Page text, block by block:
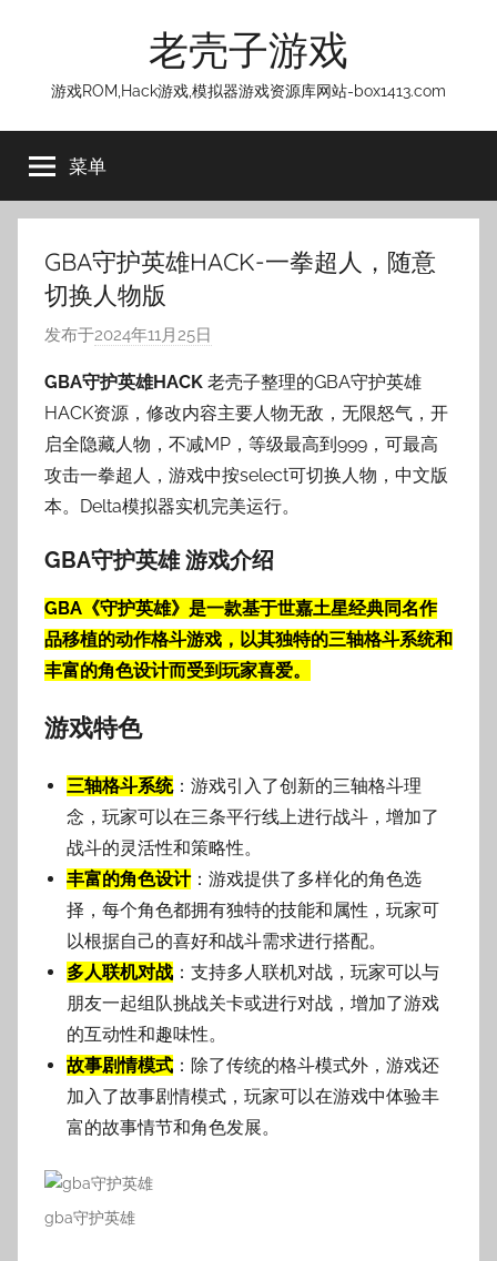
老壳子游戏
游戏ROM,Hack游戏,模拟器游戏资源库网站-box1413.com
菜单
GBA守护英雄HACK-一拳超人，随意
切换人物版
发布于2024年11月25日
:
老
壳
子
GBA守护英雄HACK 老壳子整理的GBA守护英雄
HACK资源，修改内容主要人物无敌，无限怒气，开
启全隐藏人物，不减MP，等级最高到999，可最高
攻击一拳超人，游戏中按select可切换人物，中文版
本。Delta模拟器实机完美运行。
GBA守护英雄 游戏介绍
GBA《守护英雄》是一款基于世嘉土星经典同名作
品移植的动作格斗游戏，以其独特的三轴格斗系统和
丰富的角色设计而受到玩家喜爱。
游戏特色
三轴格斗系统：游戏引入了创新的三轴格斗理
念，玩家可以在三条平行线上进行战斗，增加了
战斗的灵活性和策略性。
丰富的角色设计：游戏提供了多样化的角色选
择，每个角色都拥有独特的技能和属性，玩家可
以根据自己的喜好和战斗需求进行搭配。
多人联机对战 ：支持多人联机对战，玩家可以与
朋友一起组队挑战关卡或进行对战，增加了游戏
的互动性和趣味性。
故事剧情模式 ：除了传统的格斗模式外，游戏还
加入了故事剧情模式，玩家可以在游戏中体验丰
富的故事情节和角色发展。
gba守护英雄